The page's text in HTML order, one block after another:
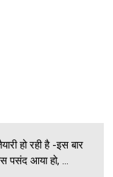
हो रही है -इस बार
पसंद आया हो, ...